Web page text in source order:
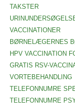
TAKSTER
VACCINATIONER
BØRNELÆGERNES
HPV VACCINATION
GRATIS RSV-
VORTEBEHANDLING
TELEFONNUMRE
TELEFONNUMRE